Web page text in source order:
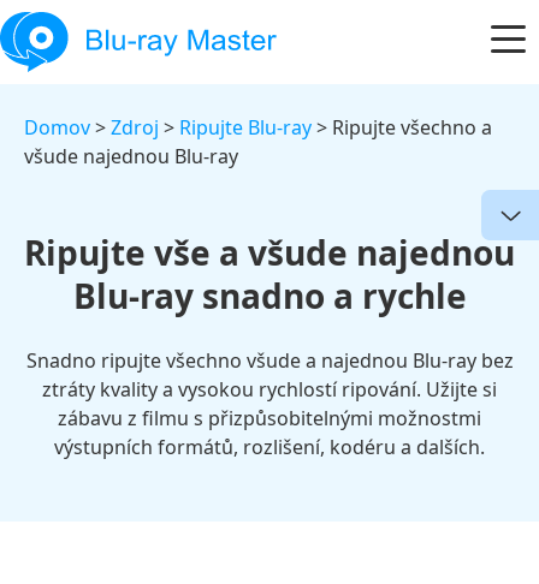
Domov>Zdroj > Ripujte Blu-ray> Ripujte všechno a
všude najednou Blu-ray
Ripujte vše a všude najednou
Blu-ray snadno a rychle
Snadno ripujte všechno všude a najednou Blu-ray bez
ztráty kvality a vysokou rychlostí ripování. Užijte si
zábavu z filmu s přizpůsobitelnými možnostmi
výstupních formátů, rozlišení, kodéru a dalších.